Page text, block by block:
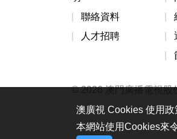
聯絡資料
人才招聘
© 2026 澳門廣播電視股
澳廣視 Cookies 使用政
本網站使用Cookies來